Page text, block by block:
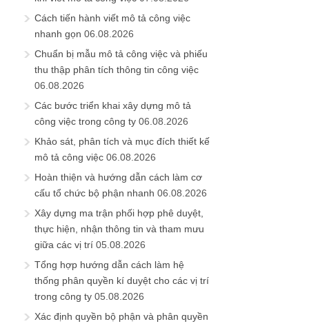
Cách tiến hành viết mô tả công việc
nhanh gọn 06.08.2026
Chuẩn bị mẫu mô tả công việc và phiếu
thu thập phân tích thông tin công việc
06.08.2026
Các bước triển khai xây dựng mô tả
công việc trong công ty 06.08.2026
Khảo sát, phân tích và mục đích thiết kế
mô tả công việc 06.08.2026
Hoàn thiện và hướng dẫn cách làm cơ
cấu tổ chức bộ phận nhanh 06.08.2026
Xây dựng ma trận phối hợp phê duyệt,
thực hiện, nhận thông tin và tham mưu
giữa các vị trí 05.08.2026
Tổng hợp hướng dẫn cách làm hệ
thống phân quyền kí duyệt cho các vị trí
trong công ty 05.08.2026
Xác định quyền bộ phận và phân quyền